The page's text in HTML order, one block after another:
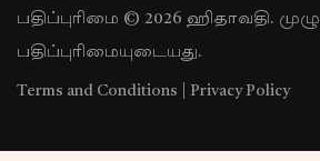
பதிப்புரிமை © 2026 ஹிதாவதி. முழு
பதிப்புரிமையுடையது.
Terms and Conditions Privacy Policy